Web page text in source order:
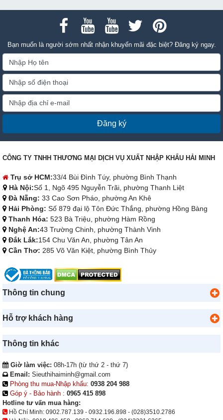
Bạn muốn là người sớm nhất nhận khuyến mãi đặc biệt? Đăng ký ngay.
Đăng ký
CÔNG TY TNHH THƯƠNG MẠI DỊCH VỤ XUẤT NHẬP KHẨU HẢI MINH
Trụ sở HCM:33/4 Bùi Đình Túy, phường Bình Thạnh
Hà Nội:Số 1, Ngõ 495 Nguyễn Trãi, phường Thanh Liệt
Đà Nẵng: 33 Cao Sơn Pháo, phường An Khê
Hải Phòng: Số 879 đại lộ Tôn Đức Thắng, phường Hồng Bàng
Thanh Hóa: 523 Bà Triệu, phường Hàm Rồng
Nghệ An:43 Trường Chinh, phường Thành Vinh
Đắk Lắk:154 Chu Văn An, phường Tân An
Cần Thơ: 285 Võ Văn Kiệt, phường Bình Thủy
Thông tin chung
Hỗ trợ khách hàng
Thông tin khác
Giờ làm việc: 08h-17h (từ thứ 2 - thứ 7)
Email: Sieuthihaiminh@gmail.com
Phòng thu mua-Nhập khẩu: 0938 204 988
Góp ý - Bảo hành : 0965 415 898
Hotline tư vấn mua hàng:
Hồ Chí Minh: 0902.787.139 - 0932.196.898 - (028)3510.2786